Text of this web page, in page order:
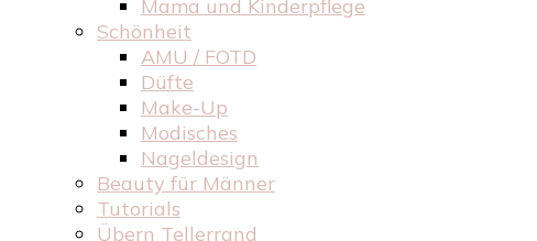
Mama und Kinderpflege
Schönheit
AMU / FOTD
Düfte
Make-Up
Modisches
Nageldesign
Beauty für Männer
Tutorials
Übern Tellerrand